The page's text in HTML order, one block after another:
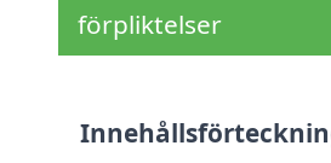
förpliktelser